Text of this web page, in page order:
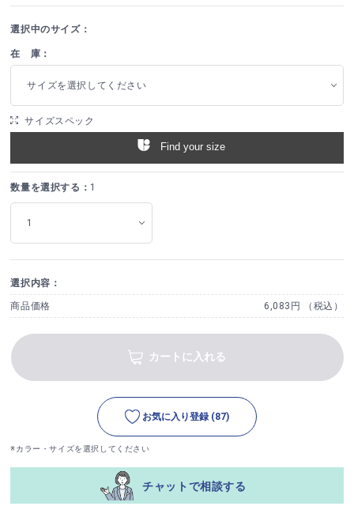
選択中のサイズ：
在 庫：
サイズを選択してください
サイズスペック
Find your size
数量を選択する： 1
選択内容：
商品価格 6,083円 （税込）
カートに入れる
お気に入り登録 (87)
※カラー・サイズを選択してください
チャットで相談する